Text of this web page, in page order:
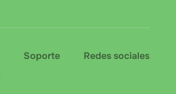
Soporte Redes sociales